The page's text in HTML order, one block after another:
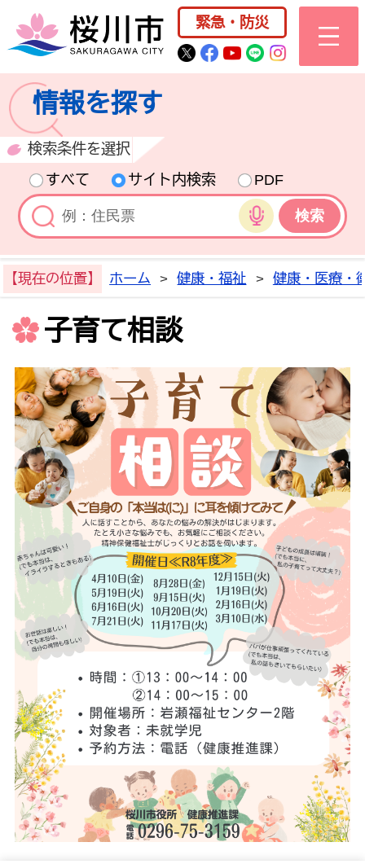
桜川市公式ホー
緊急・防災
桜川市公式Twitter
桜川市公式
桜川市公式
桜川市公式
情報を探す
検索条件を選択
すべて
サイト内検索
PDF
音声検索
【現在の位置】 ホーム > 健康・福祉 > 健康・医療・
子育て相談